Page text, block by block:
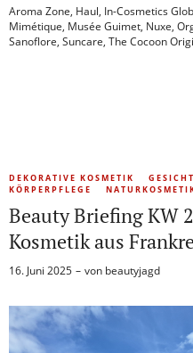
Aroma Zone, Haul, In-Cosmetics
Mimétique, Musée Guimet, Nuxe,
Sanoflore, Suncare, The Cocoon
DEKORATIVE KOSMETIK
KÖRPERPFLEGE
Beauty Briefing KW
Kosmetik aus
16. Juni 2025 von beautyjagd